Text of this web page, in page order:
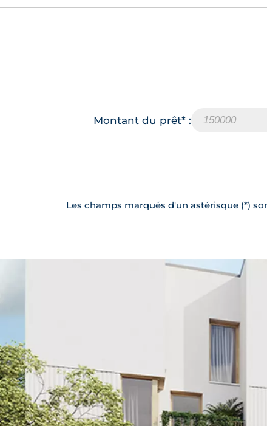
Montant du prêt* :
Les champs marqués d'un astérisque (*)